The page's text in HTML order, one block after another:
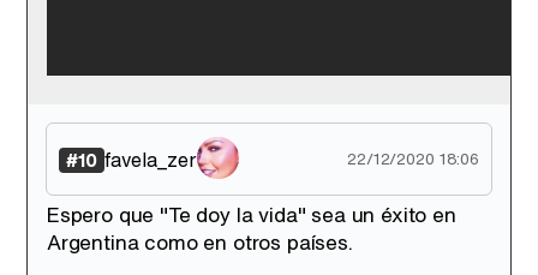
#10 favela_zer 22/12/2020 18:06
Espero que "Te doy la vida" sea un éxito en
Argentina como en otros países.